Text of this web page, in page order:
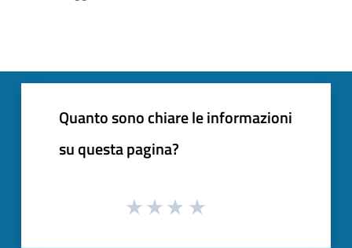
Quanto sono chiare le informazioni
su questa pagina?